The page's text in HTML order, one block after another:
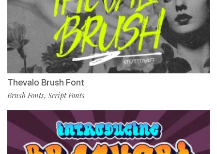
Thevalo Brush Font
Brush Fonts, Script Fonts